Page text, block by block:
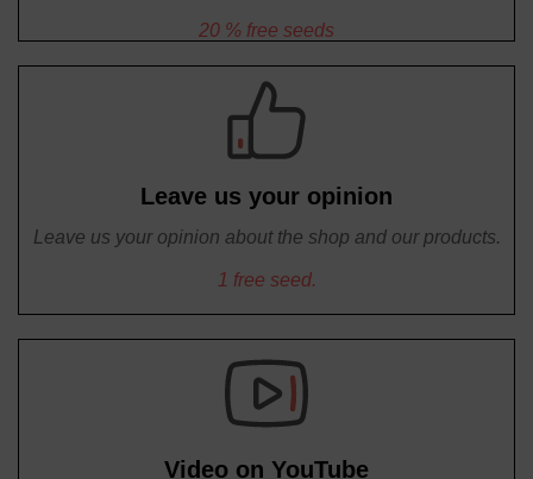
20 % free seeds
Leave us your opinion
Leave us your opinion about the shop and our products.
1 free seed.
Video on YouTube